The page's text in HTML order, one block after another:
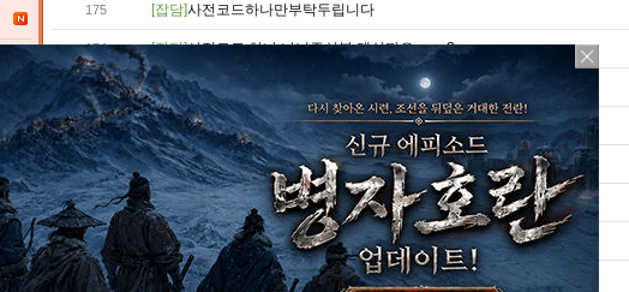
175 [잡담]사전코드하나만부탁두립니다
174 [잡담]사전코드 하나 나눠주실분 계실까요 ㅜㅜ?
173 [잡담]사전코드 나눔
172 [잡담]사전코드 처분합니다
171 [잡담]저는 여기서 하차를....
170 [잡담] 사전코드 팝니다
169 [잡담]골드부족하니 겜 재미가 확떨어짐.... (2)
168 [잡담]패치되고나니.... (1)